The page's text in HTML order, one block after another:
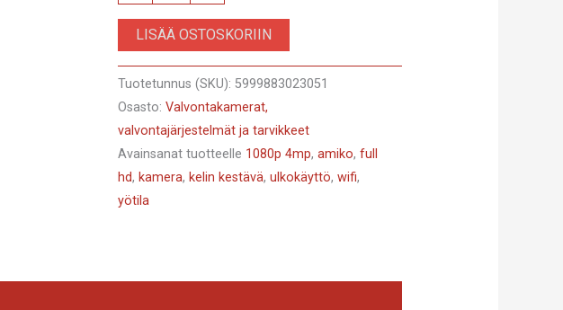
BW30M400
WIFI
-
Full
HD
1080P,
bullet
LISÄÄ OSTOSKORIIN
Tuotetunnus (SKU):5999883023051
Osasto:Valvontakamerat,
valvontajärjestelmät ja tarvikkeet
Avainsanat tuotteelle 1080p 4mp,amiko,full
hd, kamera, kelin kestävä,ulkokäyttö,wifi,
yötila